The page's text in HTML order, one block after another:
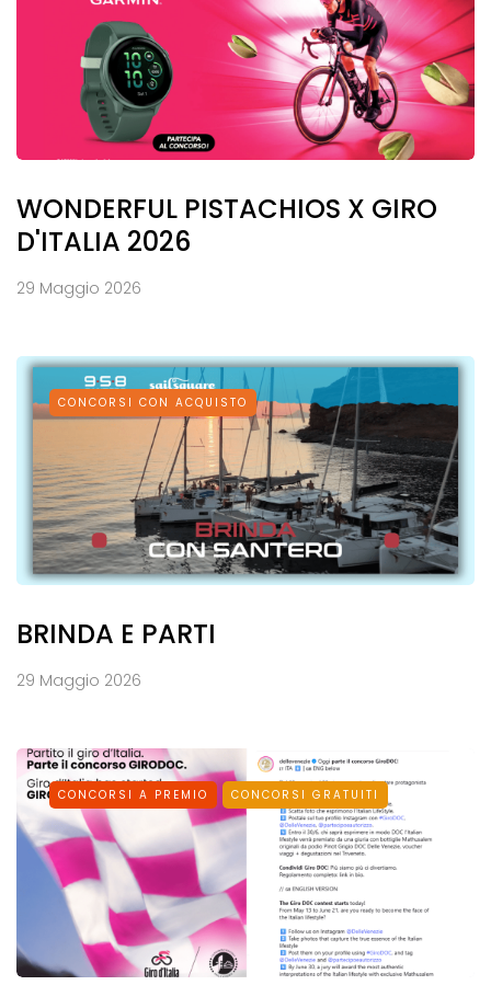
WONDERFUL PISTACHIOS X GIRO
D'ITALIA 2026
29 Maggio 2026
CONCORSI CON ACQUISTO
BRINDA E PARTI
29 Maggio 2026
CONCORSI A PREMIO CONCORSI GRATUITI